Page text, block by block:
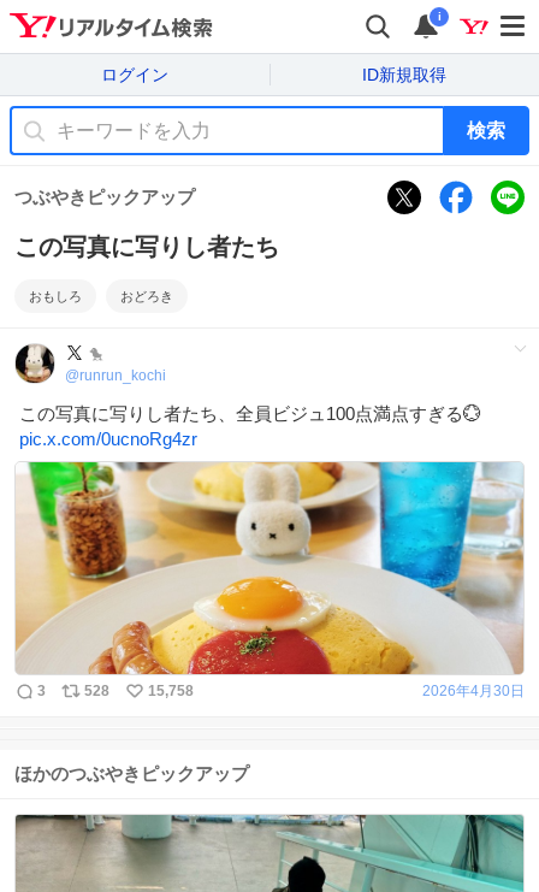
i
ログイン ID新規取得
検索
つぶやきピックアップ
この写真に写りし者たち
おもしろ おどろき
🐤
@runrun_kochi
この写真に写りし者たち、全員ビジュ100点満点すぎる💮
pic.x.com/0ucnoRg4zr
3 528 15,758 2026年4月30日
ほかのつぶやきピックアップ